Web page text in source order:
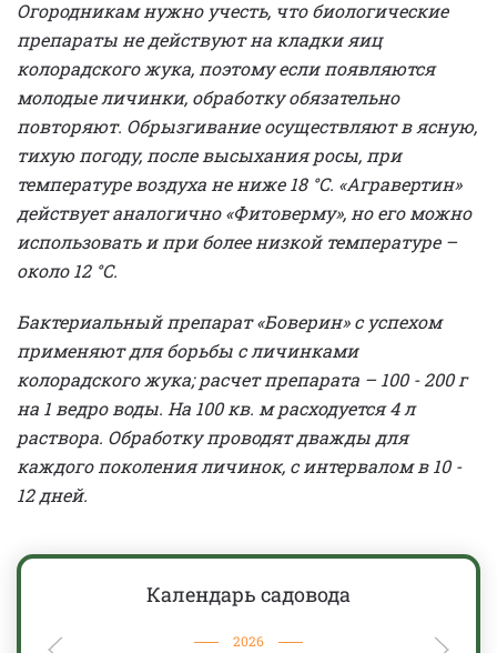
Огородникам нужно учесть, что биологические
препараты не действуют на кладки яиц
колорадского жука, поэтому если появляются
молодые личинки, обработку обязательно
повторяют. Обрызгивание осуществляют в ясную,
тихую погоду, после высыхания росы, при
температуре воздуха не ниже 18 °C. «Агравертин»
действует аналогично «Фитоверму», но его можно
использовать и при более низкой температуре –
около 12 °C.
Бактериальный препарат «Боверин» с успехом
применяют для борьбы с личинками
колорадского жука; расчет препарата – 100 - 200 г
на 1 ведро воды. На 100 кв. м расходуется 4 л
раствора. Обработку проводят дважды для
каждого поколения личинок, с интервалом в 10 -
12 дней.
Календарь садовода
2026